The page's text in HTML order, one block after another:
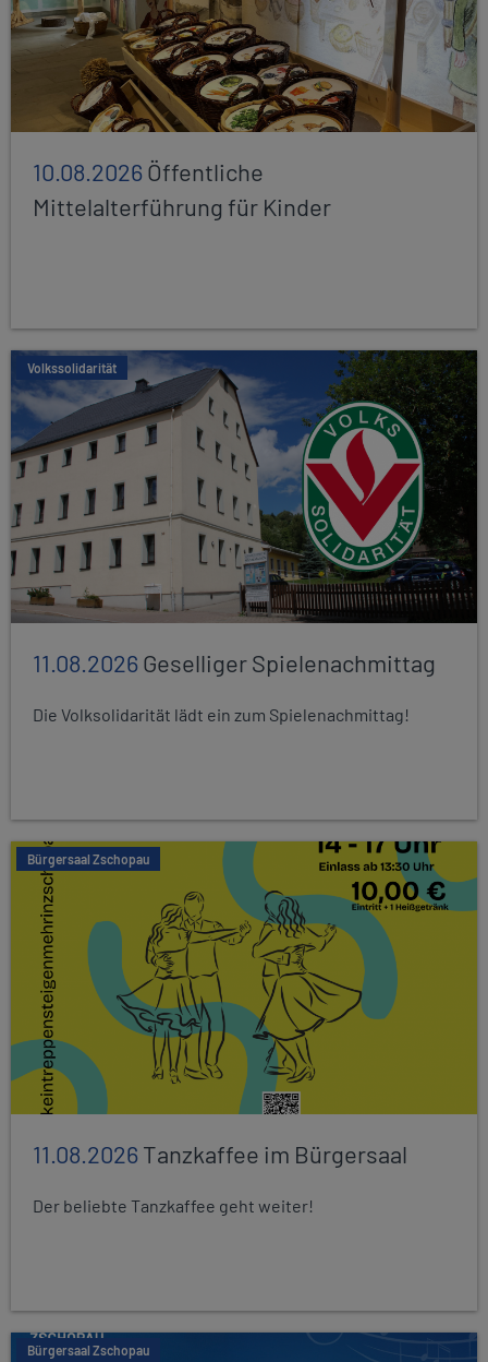
10.08.2026Öffentliche
Mittelalterführung für Kinder
Volkssolidarität
11.08.2026Geselliger Spielenachmittag
Die Volksolidarität lädt ein zum Spielenachmittag!
Bürgersaal Zschopau
11.08.2026Tanzkaffee im Bürgersaal
Der beliebte Tanzkaffee geht weiter!
Bürgersaal Zschopau